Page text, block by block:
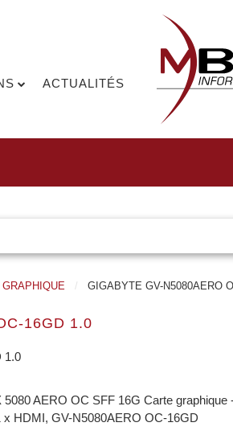
ACTUALITÉS
GIGABYTE GV-N5080AERO
16GD 1.0
1.0
AERO OC SFF 16G Carte
HDMI, GV-N5080AERO OC-16GD